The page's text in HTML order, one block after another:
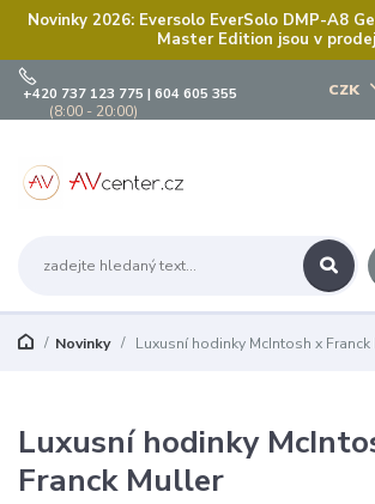
Novinky 2026: Eversolo EverSolo DMP-A8
Master Edition jsou v
CZK
+420 737 123 775 | 604 605 355
(8:00 - 20:00)
Novinky Luxusní hodinky McIntosh x
Luxusní hodinky
Franck Muller